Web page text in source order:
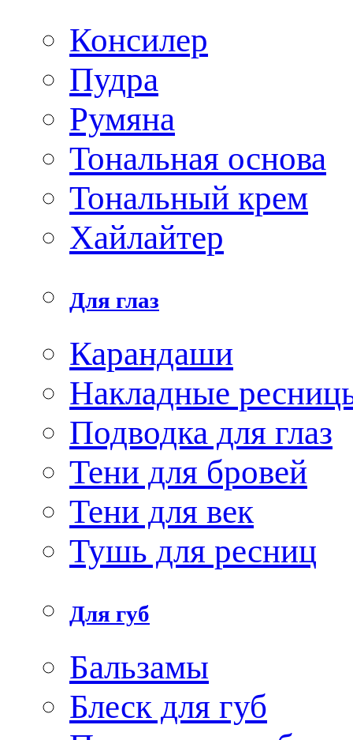
Консилер
Пудра
Румяна
Тональная основа
Тональный крем
Хайлайтер
Для глаз
Карандаши
Накладные
Подводка для глаз
Тени для бровей
Тени для век
Тушь для ресниц
Для губ
Бальзамы
Блеск для губ